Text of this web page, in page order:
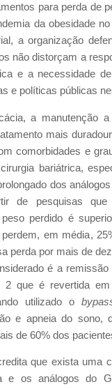
para perda de
da obesidade
a organização
não distorçam a
e a necessidade
e políticas públicas
a manutenção
mais
comorbidades e
bariátrica,
dos
de pesquisas
peso perdido é
em média,
perda por mais de
é a remissão
2 que é revertida
utilizado o
e apneia do sono,
de 60% dos
que exista uma
e os análogos do